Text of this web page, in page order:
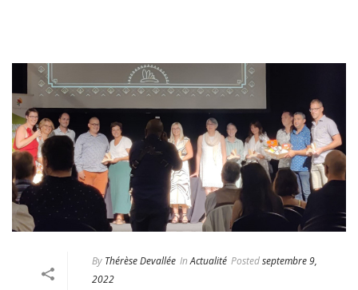
By Thérèse Devallée In Actualité Postedseptembre 9,
2022